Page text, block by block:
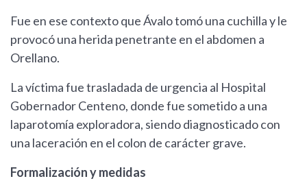
Fue en ese contexto que Ávalo tomó una cuchilla y le
provocó una herida penetrante en el abdomen a
Orellano.
La víctima fue trasladada de urgencia al Hospital
Gobernador Centeno, donde fue sometido a una
laparotomía exploradora, siendo diagnosticado con
una laceración en el colon de carácter grave.
Formalización y medidas